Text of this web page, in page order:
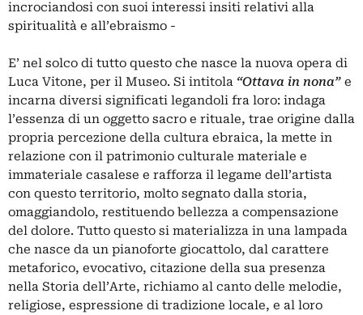
incrociandosi con suoi interessi insiti relativi alla
spiritualità e all’ebraismo -
E’ nel solco di tutto questo che nasce la nuova opera di
Luca Vitone, per il Museo. Si intitola “Ottava in nona” e
incarna diversi significati legandoli fra loro: indaga
l’essenza di un oggetto sacro e rituale, trae origine dalla
propria percezione della cultura ebraica, la mette in
relazione con il patrimonio culturale materiale e
immateriale casalese e rafforza il legame dell’artista
con questo territorio, molto segnato dalla storia,
omaggiandolo, restituendo bellezza a compensazione
del dolore. Tutto questo si materializza in una lampada
che nasce da un pianoforte giocattolo, dal carattere
metaforico, evocativo, citazione della sua presenza
nella Storia dell’Arte, richiamo al canto delle melodie,
religiose, espressione di tradizione locale, e al loro